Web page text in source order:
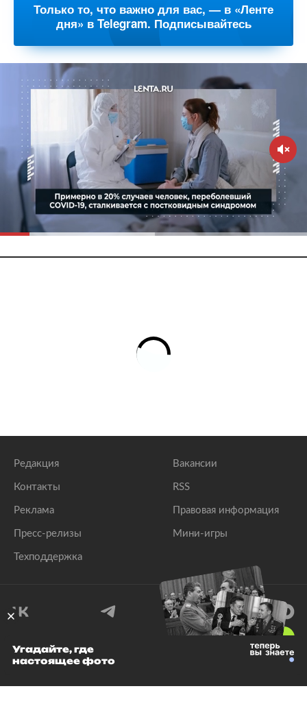
Только то, что важно для вас, — в «Ленте
дня» в Telegram. Подписывайтесь
Редакция
Контакты
Реклама
Пресс-релизы
Техподдержка
Вакансии
RSS
Правовая информация
Мини-игры
© 1999–2026 Все права защищены.
Угадайте, где
настоящее фото